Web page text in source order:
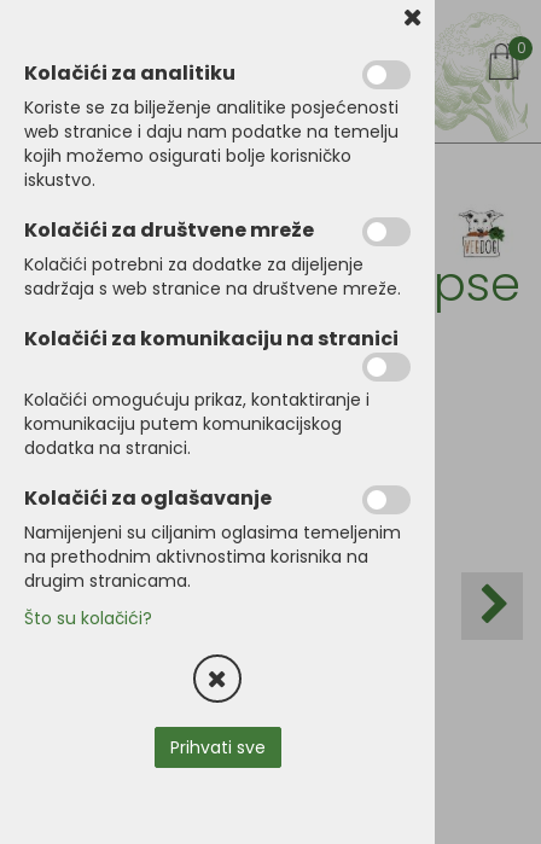
0
Kategorije proizoda
Vegdog Simply
Crunch briketi za pse
Kolačići za analitiku
Koriste se za bilježenje analitike posjećenosti
web stranice i daju nam podatke na temelju
kojih možemo osigurati bolje korisničko
iskustvo.
Kolačići za društvene mreže
Kolačići potrebni za dodatke za dijeljenje
sadržaja s web stranice na društvene mreže.
Kolačići za komunikaciju na stranici
Kolačići omogućuju prikaz, kontaktiranje i
komunikaciju putem komunikacijskog
dodatka na stranici.
Kolačići za oglašavanje
Namijenjeni su ciljanim oglasima temeljenim
na prethodnim aktivnostima korisnika na
drugim stranicama.
Što su kolačići?
Prihvati sve